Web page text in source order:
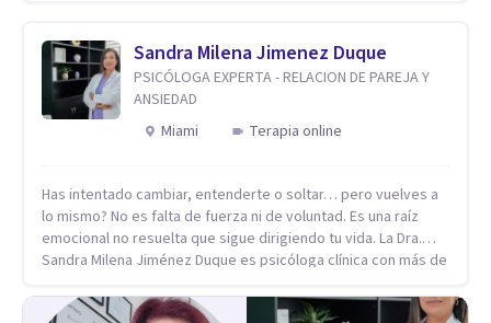
Sandra Milena Jimenez Duque
PSICÓLOGA EXPERTA - RELACION DE PAREJA Y
ANSIEDAD
Miami
Terapia online
Has intentado cambiar, entenderte o soltar… pero vuelves a
lo mismo? No es falta de fuerza ni de voluntad. Es una raíz
emocional no resuelta que sigue dirigiendo tu vida. La Dra.
Sandra Milena Jiménez Duque es psicóloga clínica con más de
profesionales más destacadas en el abordaje profundo de la